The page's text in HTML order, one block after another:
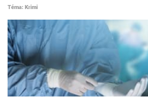
Téma: Krimi